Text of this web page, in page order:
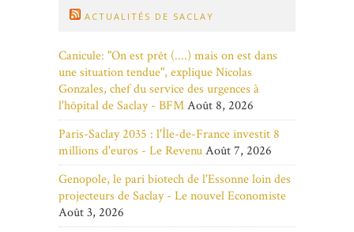
ACTUALITÉS DE SACLAY
Canicule: "On est prêt (....) mais on est dans
une situation tendue", explique Nicolas
Gonzales, chef du service des urgences à
l'hôpital de Saclay - BFMAoût 8, 2026
Paris-Saclay 2035 : l'Île-de-France investit 8
millions d'euros - Le RevenuAoût 7, 2026
Genopole, le pari biotech de l'Essonne loin des
projecteurs de Saclay - Le nouvel Economiste
Août 3, 2026